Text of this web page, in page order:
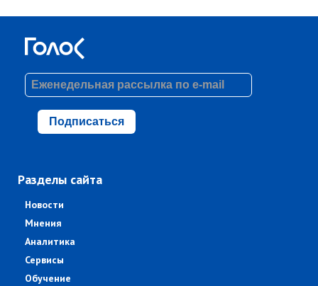
Подписаться
Разделы сайта
Новости
Мнения
Аналитика
Сервисы
Обучение